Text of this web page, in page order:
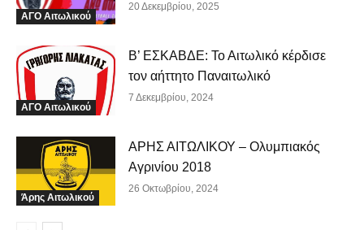
ΑΓΟ Αιτωλικού
20 Δεκεμβρίου, 2025
ΑΓΟ Αιτωλικού
Β’ ΕΣΚΑΒΔΕ: Το Αιτωλικό κέρδισε
τον αήττητο Παναιτωλικό
7 Δεκεμβρίου, 2024
Άρης Αιτωλικού
ΑΡΗΣ ΑΙΤΩΛΙΚΟΥ – Ολυμπιακός
Αγρινίου 2018
26 Οκτωβρίου, 2024